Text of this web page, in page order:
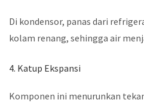
Di kondensor, panas dari
kolam renang, sehingga air
4. Katup Ekspansi
Komponen ini menurunkan